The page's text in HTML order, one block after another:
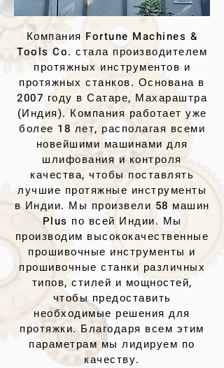
Компания Fortune Machines &
Tools Co. стала производителем
протяжных инструментов и
протяжных станков. Основана в
2007 году в Сатаре, Махараштра
(Индия). Компания работает уже
более 18 лет, располагая всеми
новейшими машинами для
шлифования и контроля
качества, чтобы поставлять
лучшие протяжные инструменты
в Индии. Мы произвели 58 машин
Plus по всей Индии. Мы
производим высококачественные
прошивочные инструменты и
прошивочные станки различных
типов, стилей и мощностей,
чтобы предоставить
необходимые решения для
протяжки. Благодаря всем этим
параметрам мы лидируем по
качеству.